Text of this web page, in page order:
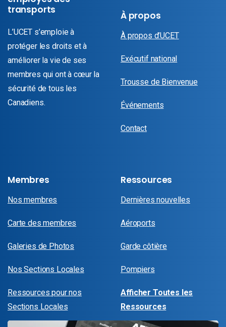
transports
L’UCET s’emploie à
protéger les droits et à
améliorer la vie de ses
membres qui ont à cœur la
sécurité de tous les
Canadiens.
À propos
À propos d’UCET
Exécutif national
Trousse de Bienvenue
Événements
Contact
Membres
Nos membres
Carte des membres
Galeries de Photos
Nos Sections Locales
Ressources pour nos
Sections Locales
Ressources
Dernières nouvelles
Aéroports
Garde côtière
Pompiers
Afficher Toutes les
Ressources